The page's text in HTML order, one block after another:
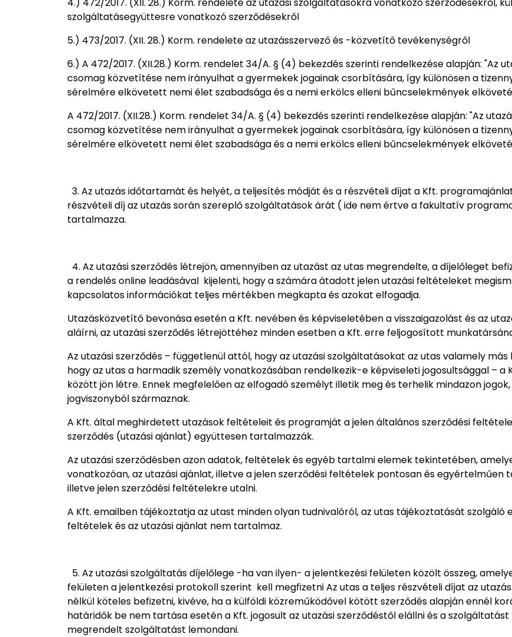
szolgáltatásegyüttesre vonatkozó szerződésekről
5.) 473/2017. (XII. 28.) Korm. rendelete az utazásszervező és -közvetítő tevékenységről
6.) A 472/2017. (XII.28.) Korm. rendelet 34/A. § (4) bekezdés szerinti rendelkezése alapján: "Az
csomag közvetítése nem irányulhat a gyermekek jogainak csorbítására, így különösen a
sérelmére elkövetett nemi élet szabadsága és a nemi erkölcs elleni bűncselekmények
A 472/2017. (XII.28.) Korm. rendelet 34/A. § (4) bekezdés szerinti rendelkezése alapján: "Az
csomag közvetítése nem irányulhat a gyermekek jogainak csorbítására, így különösen a
sérelmére elkövetett nemi élet szabadsága és a nemi erkölcs elleni bűncselekmények
3. Az utazás időtartamát és helyét, a teljesítés módját és a részvételi díjat a Kft.
részvételi díj az utazás során szereplő szolgáltatások árát ( ide nem értve a fakultatív
tartalmazza.
4. Az utazási szerződés létrejön, amennyiben az utazást az utas megrendelte, a díjelőleget
a rendelés online leadásával kijelenti, hogy a számára átadott jelen utazási feltételeket
kapcsolatos információkat teljes mértékben megkapta és azokat elfogadja.
Utazásközvetítő bevonása esetén a Kft. nevében és képviseletében a visszaigazolást és az
aláírni, az utazási szerződés létrejöttéhez minden esetben a Kft. erre feljogosított
Az utazási szerződés – függetlenül attól, hogy az utazási szolgáltatásokat az utas valamely
hogy az utas a harmadik személy vonatkozásában rendelkezik-e képviseleti jogosultsággal – a
között jön létre. Ennek megfelelően az elfogadó személyt illetik meg és terhelik mindazon
jogviszonyból származnak.
A Kft. által meghirdetett utazások feltételeit és programját a jelen általános szerződési
szerződés (utazási ajánlat) együttesen tartalmazzák.
Az utazási szerződésben azon adatok, feltételek és egyéb tartalmi elemek tekintetében,
vonatkozóan, az utazási ajánlat, illetve a jelen szerződési feltételek pontosan és egyértelműen
illetve jelen szerződési feltételekre utalni.
A Kft. emailben tájékoztatja az utast minden olyan tudnivalóról, az utas tájékoztatását szolgáló
feltételek és az utazási ajánlat nem tartalmaz.
5. Az utazási szolgáltatás díjelőlege -ha van ilyen- a jelentkezési felületen közölt összeg,
felületen a jelentkezési protokoll szerint kell megfizetni Az utas a teljes részvételi díjat az
nélkül köteles befizetni, kivéve, ha a külföldi közreműködővel kötött szerződés alapján ennél
határidők be nem tartása esetén a Kft. jogosult az utazási szerződéstől elállni és a
megrendelt szolgáltatást lemondani.